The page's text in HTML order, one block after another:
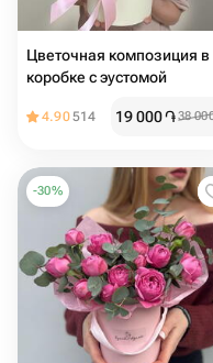
Цветочная композиция в
коробке с эустомой
4.90514 19 000֏38
-30%